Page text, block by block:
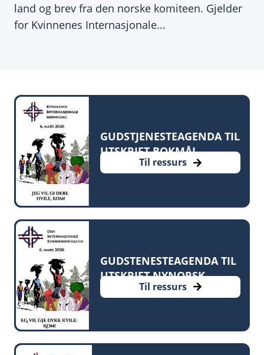
land og brev fra den norske komiteen. Gjelder
for Kvinnenes Internasjonale...
GUDSTJENESTEAGENDA TIL
UTSKRIFT BOKMÅL
Til ressurs
GUDSTENESTEAGENDA TIL
UTSKRIFT NYNORSK
Til ressurs